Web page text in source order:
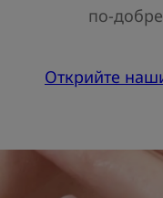
по-
Открийте